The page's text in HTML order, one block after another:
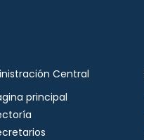
Central
principal